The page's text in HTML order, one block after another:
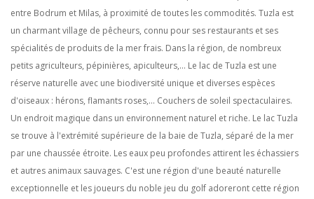
entre Bodrum et Milas, à proximité de toutes les commodités. Tuzla est
un charmant village de pêcheurs, connu pour ses restaurants et ses
spécialités de produits de la mer frais. Dans la région, de nombreux
petits agriculteurs, pépinières, apiculteurs,... Le lac de Tuzla est une
réserve naturelle avec une biodiversité unique et diverses espèces
d'oiseaux : hérons, flamants roses,... Couchers de soleil spectaculaires.
Un endroit magique dans un environnement naturel et riche. Le lac Tuzla
se trouve à l'extrémité supérieure de la baie de Tuzla, séparé de la mer
par une chaussée étroite. Les eaux peu profondes attirent les échassiers
et autres animaux sauvages. C'est une région d'une beauté naturelle
exceptionnelle et les joueurs du noble jeu du golf adoreront cette région